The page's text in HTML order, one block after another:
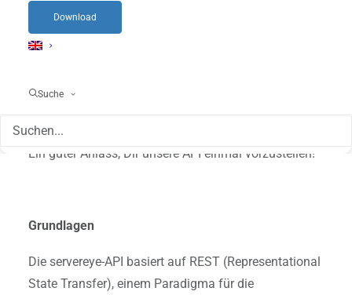
Download
Suche
Und was ist mit der servereye API?
Systeme mit servereye verbinden kannst. Diese
Ein guter Anlass, Dir unsere API einmal vorzustellen!
Grundlagen
Die servereye-API basiert auf REST (Representational
State Transfer), einem Paradigma für die